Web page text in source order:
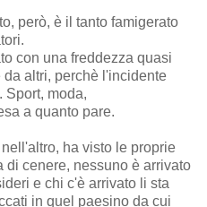
però, è il tanto famigerato
con una freddezza quasi
altri, perchè l'incidente
Sport, moda,
a quanto pare.
ha visto le proprie
cenere, nessuno è arrivato
e chi c'è arrivato li sta
in quel paesino da cui